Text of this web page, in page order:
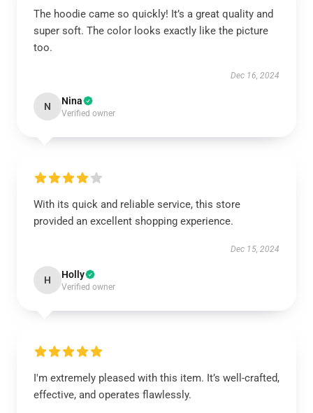
The hoodie came so quickly! It’s a great quality and
super soft. The color looks exactly like the picture
too.
Dec 16, 2024
N Nina
Verified owner
With its quick and reliable service, this store
provided an excellent shopping experience.
Dec 15, 2024
H Holly
Verified owner
I'm extremely pleased with this item. It’s well-crafted,
effective, and operates flawlessly.